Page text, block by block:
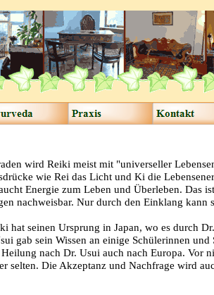
wird Reiki meist mit "universeller
wie Rei das Licht und Ki die
Energie zum Leben und Überleben. Das
nachweisbar. Nur durch den Einklang
hat seinen Ursprung in Japan, wo es durch
gab sein Wissen an einige Schülerinnen
nach Dr. Usui auch nach Europa. Vor
selten. Die Akzeptanz und Nachfrage wird